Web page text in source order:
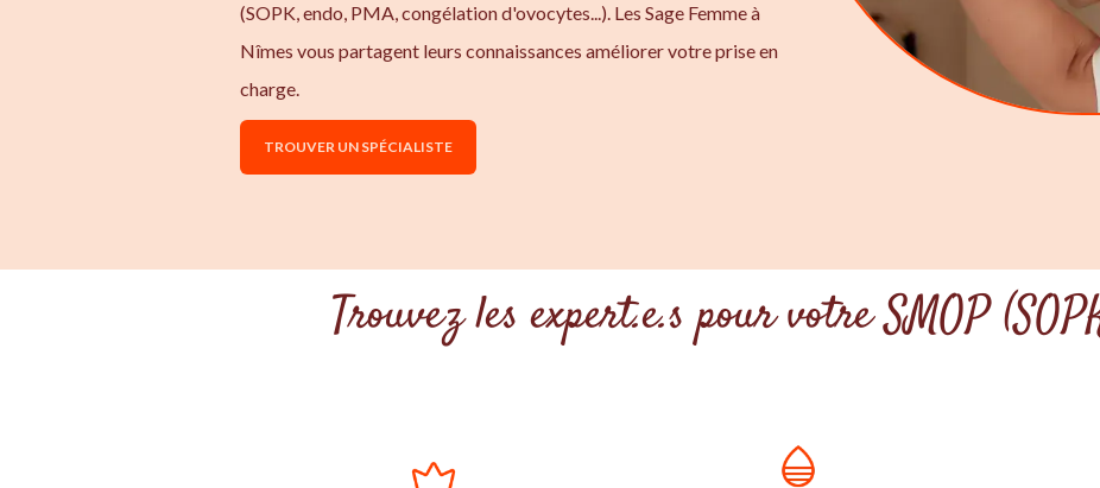
(SOPK, endo, PMA, congélation d'ovocytes...). Les Sage Femme à
Nîmes vous partagent leurs connaissances améliorer votre prise en
charge.
TROUVER UN SPÉCIALISTE
Trouvez les expert.e.s pour votre SMOP